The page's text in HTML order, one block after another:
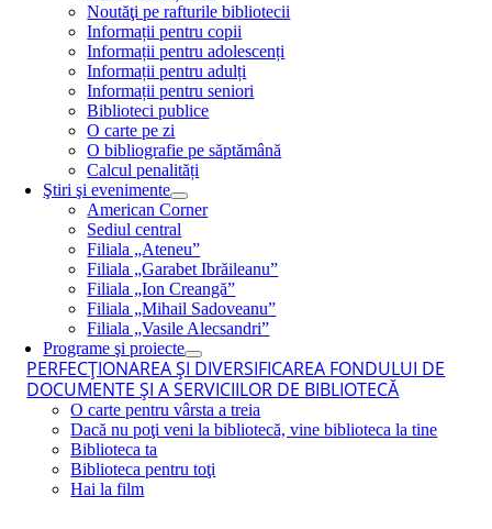
Noutăţi pe rafturile bibliotecii
Informații pentru copii
Informații pentru adolescenți
Informații pentru adulți
Informații pentru seniori
Biblioteci publice
O carte pe zi
O bibliografie pe săptămână
Calcul penalități
Ştiri şi evenimente
American Corner
Sediul central
Filiala „Ateneu”
Filiala „Garabet Ibrăileanu”
Filiala „Ion Creangă”
Filiala „Mihail Sadoveanu”
Filiala „Vasile Alecsandri”
Programe şi proiecte
PERFECŢIONAREA ŞI DIVERSIFICAREA FONDULUI DE
DOCUMENTE ŞI A SERVICIILOR DE BIBLIOTECĂ
O carte pentru vârsta a treia
Dacă nu poţi veni la bibliotecă, vine biblioteca la tine
Biblioteca ta
Biblioteca pentru toţi
Hai la film